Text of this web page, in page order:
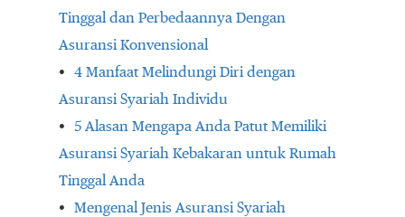
Tinggal dan Perbedaannya Dengan
Asuransi Konvensional
4 Manfaat Melindungi Diri dengan
Asuransi Syariah Individu
5 Alasan Mengapa Anda Patut Memiliki
Asuransi Syariah Kebakaran untuk Rumah
Tinggal Anda
Mengenal Jenis Asuransi Syariah